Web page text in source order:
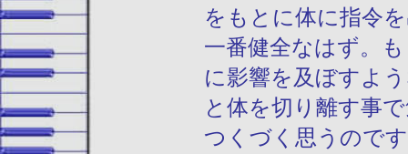
をもとに体に指令
一番健全なはず。
に影響を及ぼすよ
と体を切り離す事
つくづく思うので